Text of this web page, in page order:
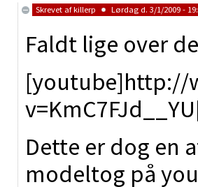
Skrevet afkillerp Lørdag d. 3/1/2009 -
Faldt lige over
[youtube]http://
Dette er dog en
modeltog på